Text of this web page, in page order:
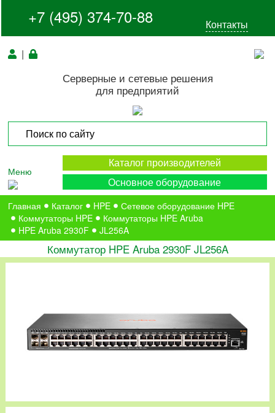
+7 (495) 374-70-88 Контакты
|
Серверные и сетевые решения
для предприятий
Меню
Каталог производителей
Основное оборудование
Главная Каталог HPE
Сетевое оборудование HPE
Коммутаторы HPE
Коммутаторы HPE Aruba
HPE Aruba 2930F
JL256A
Коммутатор HPE Aruba 2930F JL256A